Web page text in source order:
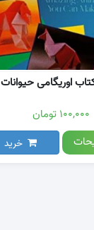
اوریگامی حیوانات
۱۰۰,۰۰۰ تومان
خرید